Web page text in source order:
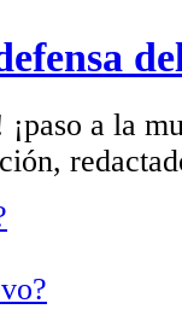
¡paso a la